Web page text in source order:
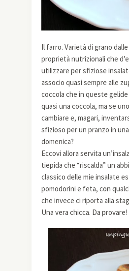
Il farro. Varietà di grano
proprietà nutrizionali che
utilizzare per sfiziose
associo quasi sempre alle
coccola che in queste
quasi una coccola, ma se
cambiare e, magari,
sfizioso per un pranzo in
domenica?
Eccovi allora servita
tiepida che “riscalda” un
classico delle mie insalate
pomodorini e feta, con
che invece ci riporta alla
Una vera chicca. Da provare!